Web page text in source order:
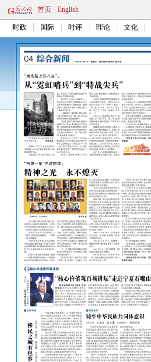
首页 English
时政 国际 时评 理论 文化